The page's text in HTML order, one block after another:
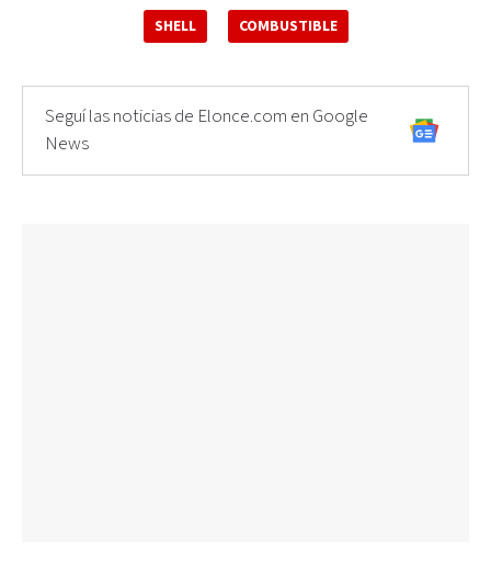
SHELL COMBUSTIBLE
Seguí las noticias de Elonce.com en Google
News